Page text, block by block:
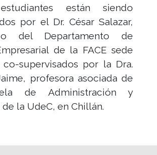
están siendo
por el Dr. César Salazar,
del Departamento de
de la FACE sede
co-supervisados por la Dra.
profesora asociada de
de Administración y
la UdeC, en Chillán.